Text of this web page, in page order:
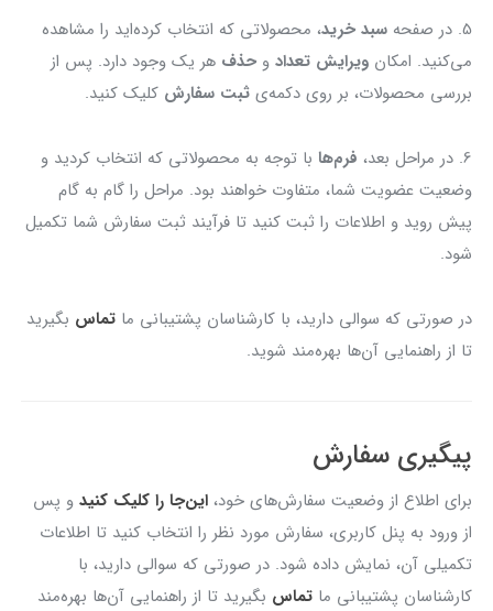
5. در صفحه سبد خرید، محصولاتی که انتخاب کرده‌اید را مشاهده
می‌کنید. امکان ویرایش تعداد و حذف هر یک وجود دارد. پس از
بررسی محصولات، بر روی دکمه‌ی ثبت سفارش کلیک کنید.
6. در مراحل بعد، فرم‌ها با توجه به محصولاتی که انتخاب کردید و
وضعیت عضویت شما، متفاوت خواهند بود. مراحل را گام به گام
پیش روید و اطلاعات را ثبت کنید تا فرآیند ثبت سفارش شما تکمیل
شود.
در صورتی که سوالی دارید، با کارشناسان پشتیبانی ما تماس بگیرید
تا از راهنمایی آن‌ها بهره‌مند شوید.
پیگیری سفارش
برای اطلاع از وضعیت سفارش‌های خود، این‌جا را کلیک کنید و پس
از ورود به پنل کاربری، سفارش مورد نظر را انتخاب کنید تا اطلاعات
تکمیلی آن، نمایش داده شود. در صورتی که سوالی دارید، با
کارشناسان پشتیبانی ما تماس بگیرید تا از راهنمایی آن‌ها بهره‌مند